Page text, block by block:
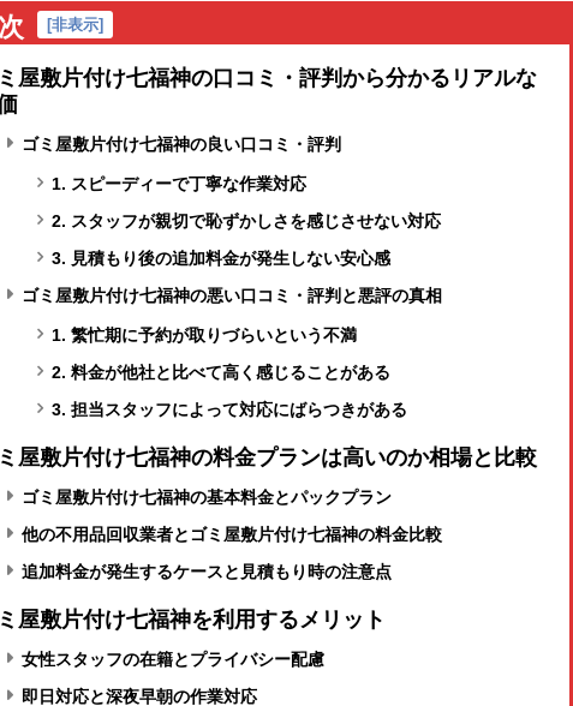
[非表示]
屋敷片付け七福神の口コミ・評判から分かるリアルな
ゴミ屋敷片付け七福神の良い口コミ・評判
1. スピーディーで丁寧な作業対応
2. スタッフが親切で恥ずかしさを感じさせない対応
3. 見積もり後の追加料金が発生しない安心感
ゴミ屋敷片付け七福神の悪い口コミ・評判と悪評の真相
1. 繁忙期に予約が取りづらいという不満
2. 料金が他社と比べて高く感じることがある
3. 担当スタッフによって対応にばらつきがある
屋敷片付け七福神の料金プランは高いのか相場と比較
ゴミ屋敷片付け七福神の基本料金とパックプラン
他の不用品回収業者とゴミ屋敷片付け七福神の料金比較
追加料金が発生するケースと見積もり時の注意点
屋敷片付け七福神を利用するメリット
女性スタッフの在籍とプライバシー配慮
即日対応と深夜早朝の作業対応